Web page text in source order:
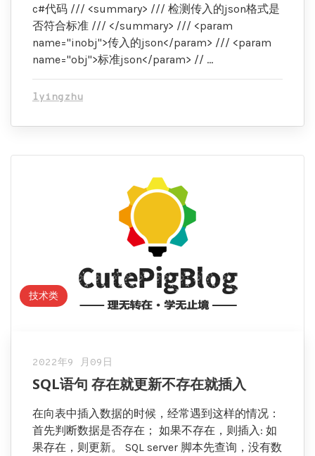
c#代码 /// <summary> /// 检测传入的json格式是
否符合标准 /// </summary> /// <param
name="inobj">传入的json</param> /// <param
name="obj">标准json</param> // …
lyingzhu
技术类
2022年9 月09日
SQL语句 存在就更新不存在就插入
在向表中插入数据的时候，经常遇到这样的情况：
首先判断数据是否存在； 如果不存在，则插入: 如
果存在，则更新。 SQL server 脚本先查询，没有数